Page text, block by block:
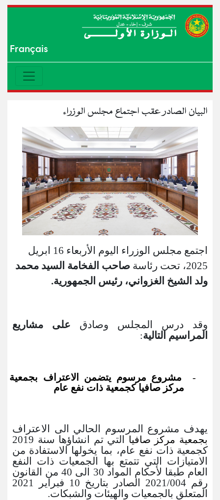
Français
البيان الصادر عقب اجتماع مجلس الوزراء
اجتمع مجلس الوزراء اليوم الأربعاء 16
ابريل
2025، تحت رئاسة صاحب الفخامة السيد محمد
ولد الشيخ الغزواني، رئيس الجمهورية.
وقد درس المجلس وصادق على مشاريع
المراسيم التالية:
‐
مشروع مرسوم يتضمن الاعتراف بجمعية
مركز صافيا كجمعية ذات نفع عام
يهدف مشروع المرسوم الحالي الى الاعتراف
بجمعية مركز صافيا
التي تم انشاؤها سنة 2019
كجمعية ذات نفع عام، بما يخولها الاستفادة من
الامتيازات التي تتمتع بها الجمعيات ذات النفع
العام طبقا لأحكام المواد 30 الى 40 من القانون
رقم 2021/004 الصادر بتاريخ 10 فبراير 2021
المتعلق بالجمعيات والهيئات والشبكات.